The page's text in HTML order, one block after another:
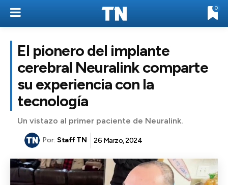
0
El pionero del implante
cerebral Neuralink comparte
su experiencia con la
tecnología
Un vistazo al primer paciente de Neuralink.
Por: Staff TN 26 Marzo, 2024